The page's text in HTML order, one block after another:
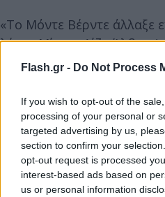
Flash.gr - Do Not Process
If you wish to opt-out of the
processing of your personal or
targeted advertising by us,
section to confirm your
opt-out request is processed
interest-based ads based on
us or personal information
«Το Μόντε Βέρντε άλλαξε
λέει η Μίριαν Λίζα Άλβες
αρχαιολόγος στο
στη νέα μελέτη. «Έκανε
ξανασκεφτούν και να
σχετικά με άλλους
συμπεριλαμβανομένων
Αμερική», λέει.